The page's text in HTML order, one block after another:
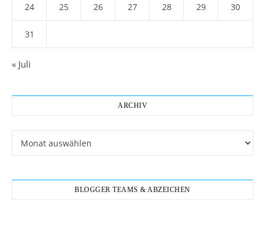
24 25 26 27 28 29 30
31
« Juli
ARCHIV
BLOGGER TEAMS & ABZEICHEN